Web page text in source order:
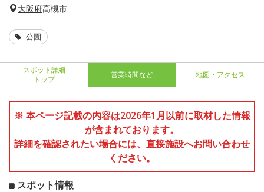
大阪府高槻市
公園
スポット詳細
トップ
営業時間など 地図・アクセス
※ 本ページ記載の内容は2026年1月以前に取材した情報
が含まれております。
詳細を確認されたい場合には、直接施設へお問い合わせ
ください。
スポット情報